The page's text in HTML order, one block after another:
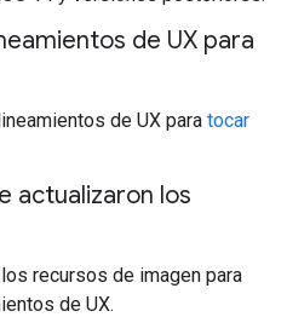
de UX para
de UX para tocar
actualizaron los
recursos de imagen para
de UX.